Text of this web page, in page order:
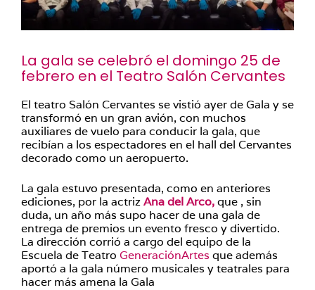
La gala se celebró el domingo 25 de
febrero en el Teatro Salón Cervantes
El teatro Salón Cervantes se vistió ayer de Gala y se
transformó en un gran avión, con muchos
auxiliares de vuelo para conducir la gala, que
recibían a los espectadores en el hall del Cervantes
decorado como un aeropuerto.
La gala estuvo presentada, como en anteriores
ediciones, por la actrizAna del Arco,que , sin
duda, un año más supo hacer de una gala de
entrega de premios un evento fresco y divertido.
La dirección corrió a cargo del equipo de la
Escuela de Teatro GeneraciónArtes que además
aportó a la gala número musicales y teatrales para
hacer más amena la Gala